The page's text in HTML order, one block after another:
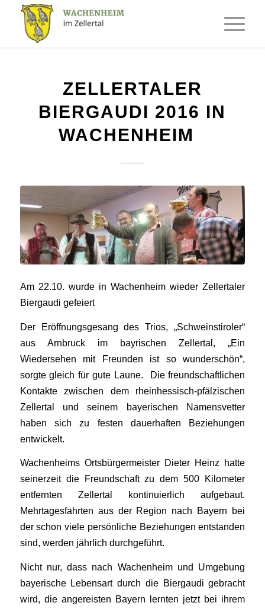
ZELLERTALER
BIERGAUDI 2016 IN
WACHENHEIM
Am 22.10. wurde in Wachenheim wieder Zellertaler
Biergaudi gefeiert
Der Eröffnungsgesang des Trios, „Schweinstiroler“
aus Arnbruck im bayrischen Zellertal, „Ein
Wiedersehen mit Freunden ist so wunderschön“,
sorgte gleich für gute Laune. Die freundschaftlichen
Kontakte zwischen dem rheinhessisch-pfälzischen
Zellertal und seinem bayerischen Namensvetter
haben sich zu festen dauerhaften Beziehungen
entwickelt.
Wachenheims Ortsbürgermeister Dieter Heinz hatte
seinerzeit die Freundschaft zu dem 500 Kilometer
entfernten Zellertal kontinuierlich aufgebaut.
Mehrtagesfahrten aus der Region nach Bayern bei
der schon viele persönliche Beziehungen entstanden
sind, werden jährlich durchgeführt.
Nicht nur, dass nach Wachenheim und Umgebung
bayerische Lebensart durch die Biergaudi gebracht
wird, die angereisten Bayern lernten jetzt bei ihrem